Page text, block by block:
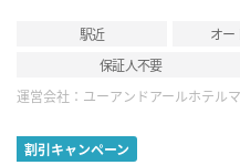
駅近 オー
保証人不要
運営会社： ユーアンドアールホテル
割引キャンペーン